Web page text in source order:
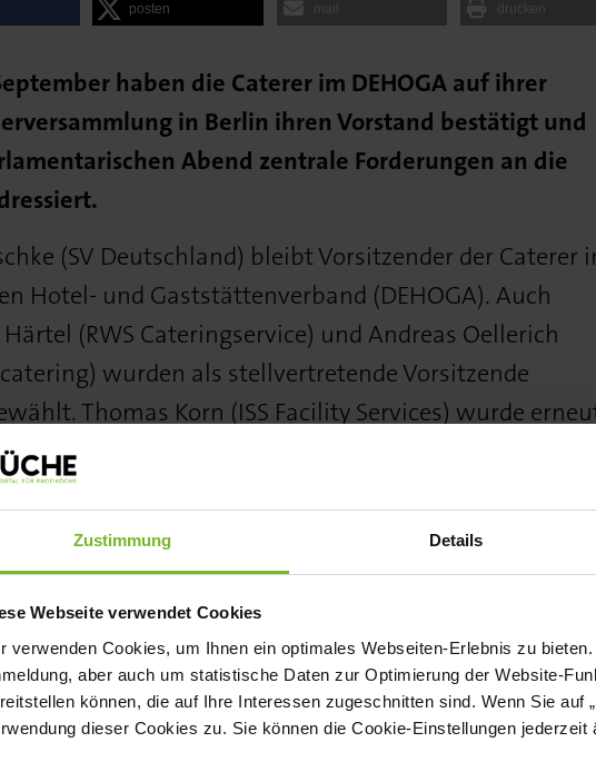
Zustimmung Details
Webseite verwendet Cookies
verwenden Cookies, um Ihnen ein optimales Webseiten-Erlebnis zu
aber auch um statistische Daten zur Optimierung der Website-
können, die auf Ihre Interessen zugeschnitten sind. Wenn Sie auf
dieser Cookies zu. Sie können die Cookie-Einstellungen jederzeit
posten mail drucken
haben die Caterer im DEHOGA auf ihrer
in Berlin ihren Vorstand bestätigt und
Abend zentrale Forderungen an die
(SV Deutschland) bleibt Vorsitzender der Caterer
Hotel- und Gaststättenverband (DEHOGA). Auch
(RWS Cateringservice) und Andreas Oellerich
wurden als stellvertretende Vorsitzende
Thomas Korn (ISS Facility Services) wurde
bestimmt.
Wahlen stand der politische Handlungsbedarf der
Fokus. Kostensteigerungen, Fachkräftemangel und
Anforderungen verlangen klare Signale der
hat für die Branche die dauerhafte Geltung des
Mehrwertsteuersatzes von 7 % auf Speisen ab
gefordert: eine wöchentliche statt tägliche
für mehr betriebliche Flexibilität.